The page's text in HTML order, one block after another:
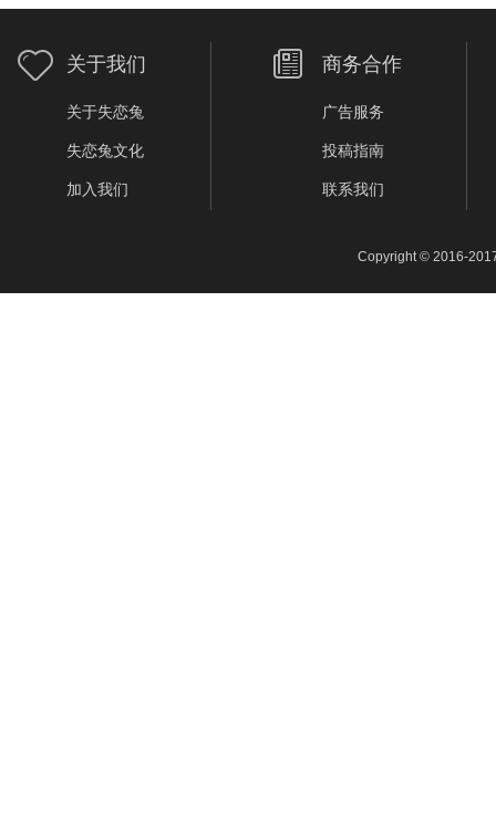
关于我们
关于失恋兔
失恋兔文化
加入我们
商务合作
广告服务
投稿指南
联系我们
Copyright © 2016-